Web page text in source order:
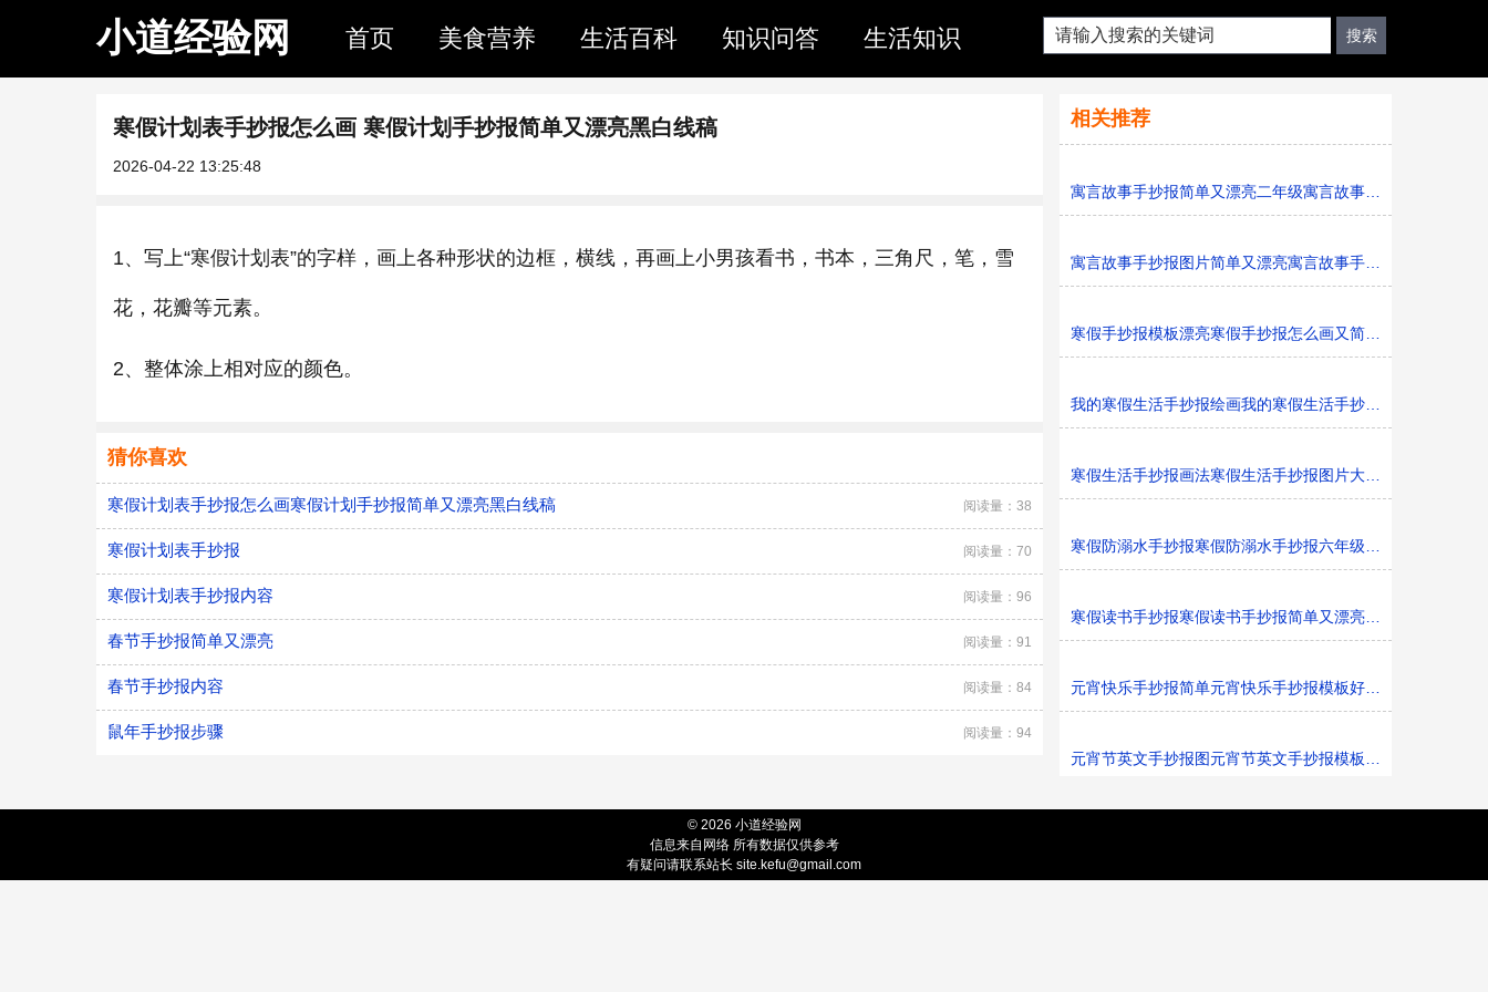
小道经验网 首页 美食营养 生活百科 知识问答 生活知识
寒假计划表手抄报怎么画 寒假计划手抄报简单又漂亮黑白线稿
2026-04-22 13:25:48
1、写上“寒假计划表”的字样，画上各种形状的边框，横线，再画上小男孩看书，书本，三角尺，笔，雪
花，花瓣等元素。
2、整体涂上相对应的颜色。
猜你喜欢
寒假计划表手抄报怎么画寒假计划手抄报简单又漂亮黑白线稿 阅读量：38
寒假计划表手抄报 阅读量：70
寒假计划表手抄报内容 阅读量：96
春节手抄报简单又漂亮 阅读量：91
春节手抄报内容 阅读量：84
鼠年手抄报步骤 阅读量：94
相关推荐
寓言故事手抄报简单又漂亮二年级寓言故事手抄报图片模板
寓言故事手抄报图片简单又漂亮寓言故事手抄报模板打印版
寒假手抄报模板漂亮寒假手抄报怎么画又简单又好看
我的寒假生活手抄报绘画我的寒假生活手抄报简单又好看黑
寒假生活手抄报画法寒假生活手抄报图片大全黑白线稿
寒假防溺水手抄报寒假防溺水手抄报六年级黑白线稿
寒假读书手抄报寒假读书手抄报简单又漂亮黑白线稿
元宵快乐手抄报简单元宵快乐手抄报模板好看黑白线稿
元宵节英文手抄报图元宵节英文手抄报模板黑白线稿
© 2026 小道经验网
信息来自网络 所有数据仅供参考
有疑问请联系站长 site.kefu@gmail.com